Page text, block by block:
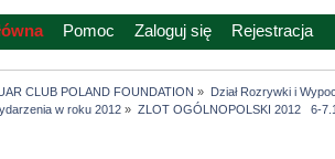
Pomoc Zaloguj się Rejestracja
CLUB POLAND FOUNDATION »
Dział Rozrywki i
w roku 2012 » ZLOT OGÓLNOPOLSKI 2012   6-